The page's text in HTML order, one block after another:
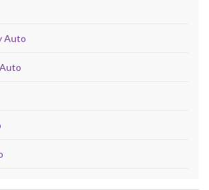
Auto